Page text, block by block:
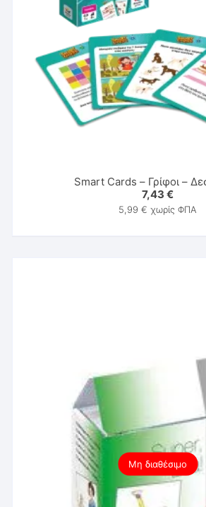
Smart Cards – Γρίφοι –
7,43€
5,99€ χωρίς ΦΠΑ
Μη διαθέσιμο